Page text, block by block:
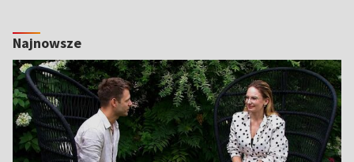
Najnowsze